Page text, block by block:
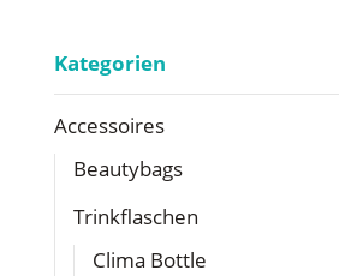
Kategorien
Accessoires
Beautybags
Trinkflaschen
Clima Bottle